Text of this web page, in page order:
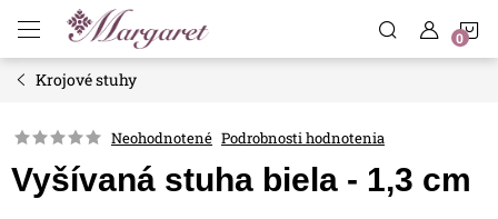
obsah
Krojové stuhy
Neohodnotené Podrobnosti hodnotenia
Vyšívaná stuha biela - 1,3 cm